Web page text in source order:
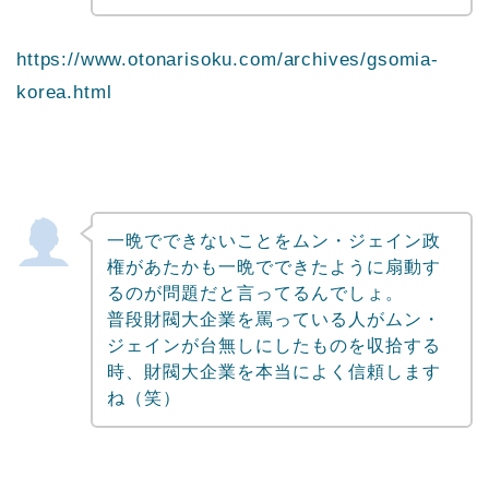
https://www.otonarisoku.com/archives/gsomia-
korea.html
一晩でできないことをムン・ジェイン政
権があたかも一晩でできたように扇動す
るのが問題だと言ってるんでしょ。
普段財閥大企業を罵っている人がムン・
ジェインが台無しにしたものを収拾する
時、財閥大企業を本当によく信頼します
ね（笑）